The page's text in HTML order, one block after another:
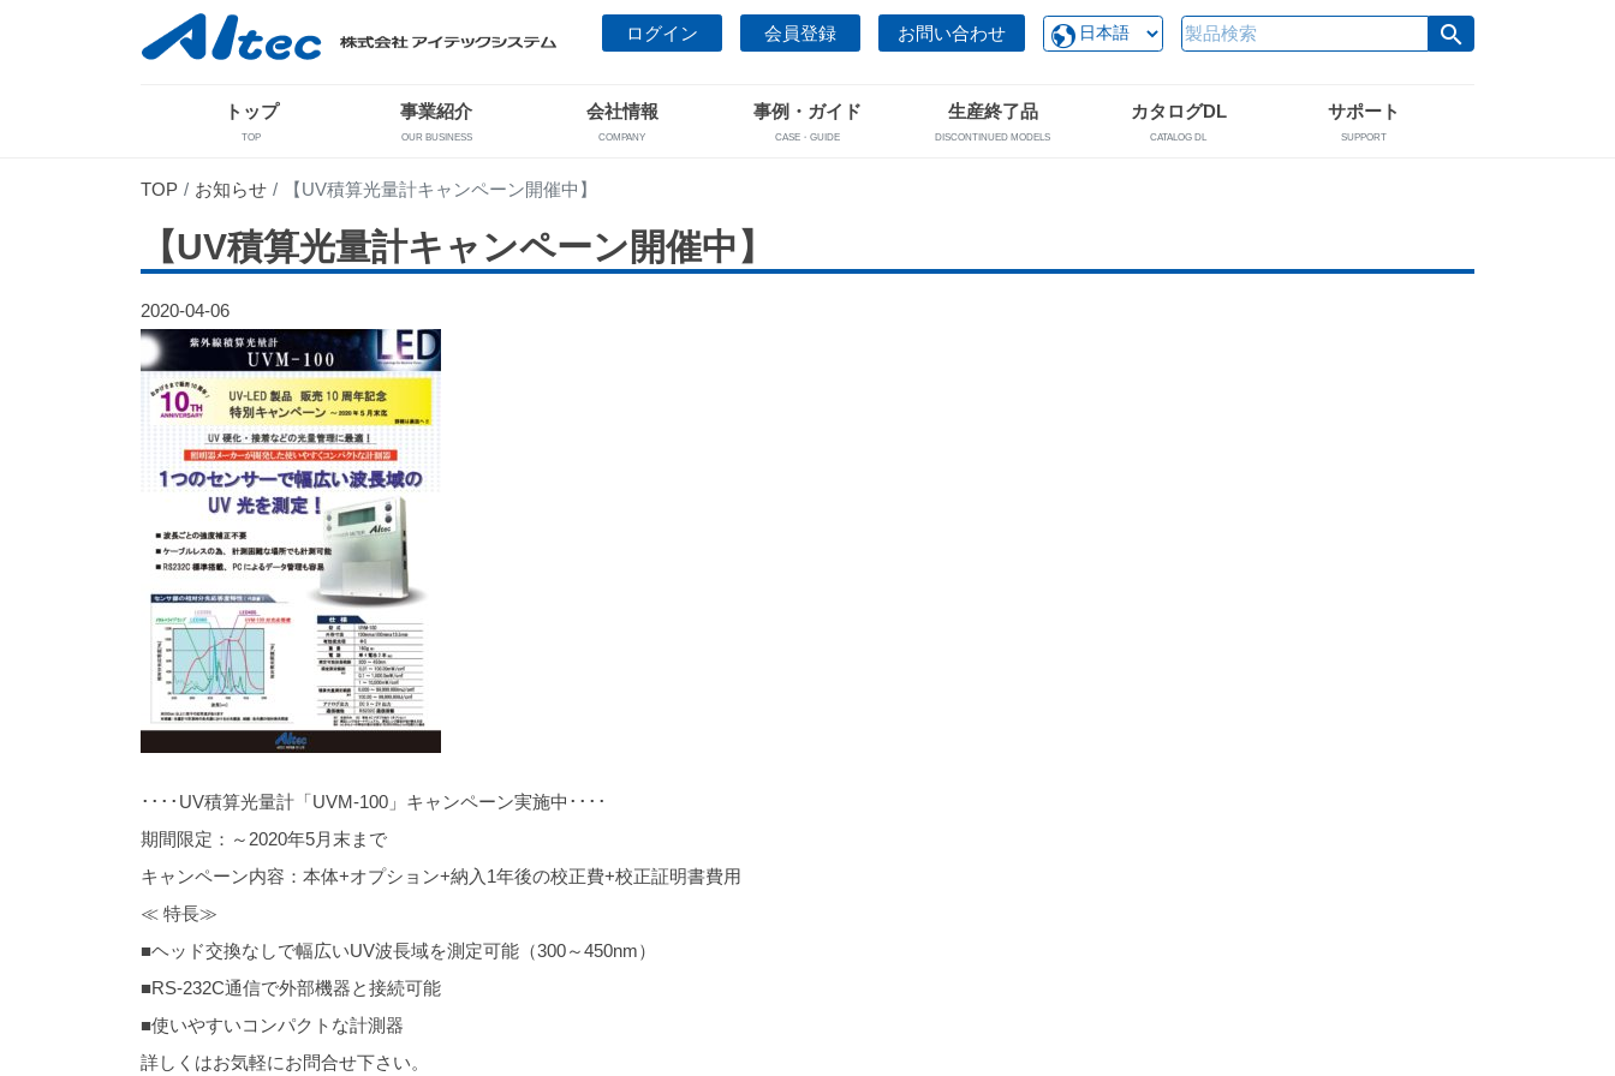
ログイン 会員登録 お問い合わせ search
トップ
TOP
事業紹介
OUR BUSINESS
会社情報
COMPANY
事例・ガイド
CASE・GUIDE
生産終了品
DISCONTINUED MODELS
カタログDL
CATALOG DL
サポート
SUPPORT
TOP お知らせ 【UV積算光量計キャンペーン開催中】
【UV積算光量計キャンペーン開催中】
2020-04-06
････UV積算光量計「UVM-100」キャンペーン実施中････
期間限定：～2020年5月末まで
キャンペーン内容：本体+オプション+納入1年後の校正費+校正証明書費用
≪ 特長≫
■ヘッド交換なしで幅広いUV波長域を測定可能（300～450nm）
■RS-232C通信で外部機器と接続可能
■使いやすいコンパクトな計測器
詳しくはお気軽にお問合せ下さい。